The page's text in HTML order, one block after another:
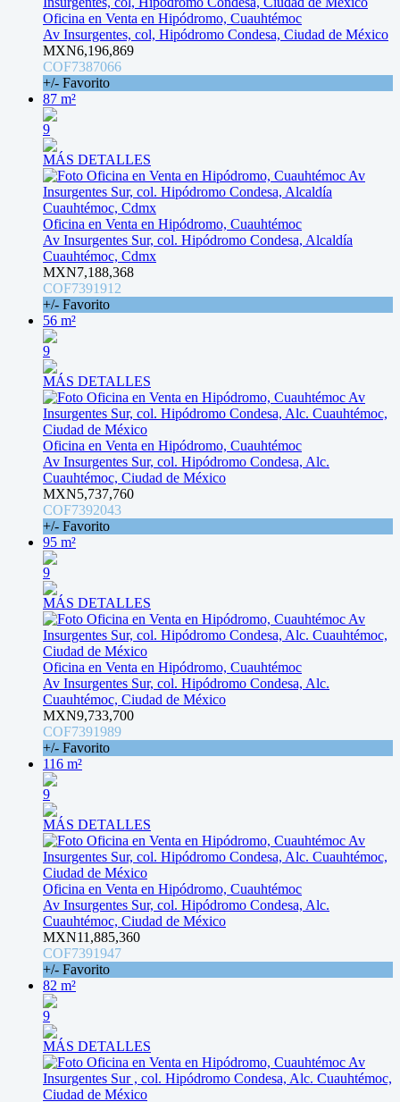
Oficina en Venta en Hipódromo, Cuauhtémoc
Av Insurgentes, col, Hipódromo Condesa, Ciudad de México
MXN6,196,869
COF7387066
+/- Favorito
87 m²
9
MÁS DETALLES
Oficina en Venta en Hipódromo, Cuauhtémoc
Av Insurgentes Sur, col. Hipódromo Condesa, Alcaldía
Cuauhtémoc, Cdmx
MXN7,188,368
COF7391912
+/- Favorito
56 m²
9
MÁS DETALLES
Oficina en Venta en Hipódromo, Cuauhtémoc
Av Insurgentes Sur, col. Hipódromo Condesa, Alc.
Cuauhtémoc, Ciudad de México
MXN5,737,760
COF7392043
+/- Favorito
95 m²
9
MÁS DETALLES
Oficina en Venta en Hipódromo, Cuauhtémoc
Av Insurgentes Sur, col. Hipódromo Condesa, Alc.
Cuauhtémoc, Ciudad de México
MXN9,733,700
COF7391989
+/- Favorito
116 m²
9
MÁS DETALLES
Oficina en Venta en Hipódromo, Cuauhtémoc
Av Insurgentes Sur, col. Hipódromo Condesa, Alc.
Cuauhtémoc, Ciudad de México
MXN11,885,360
COF7391947
+/- Favorito
82 m²
9
MÁS DETALLES